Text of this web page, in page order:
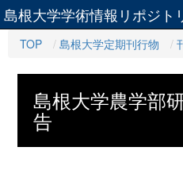
島根大学学術情報リポジト
TOP 島根大学定期刊行物
島根大学農学部
告